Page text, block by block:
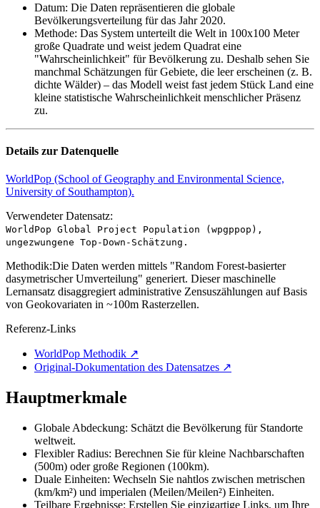
Datum: Die Daten repräsentieren die globale
Bevölkerungsverteilung für das Jahr 2020.
Methode: Das System unterteilt die Welt in 100x100 Meter
große Quadrate und weist jedem Quadrat eine
"Wahrscheinlichkeit" für Bevölkerung zu. Deshalb sehen Sie
manchmal Schätzungen für Gebiete, die leer erscheinen (z. B.
dichte Wälder) – das Modell weist fast jedem Stück Land eine
kleine statistische Wahrscheinlichkeit menschlicher Präsenz
zu.
Details zur Datenquelle
WorldPop (School of Geography and Environmental Science,
University of Southampton).
Verwendeter Datensatz:
WorldPop Global Project Population (wpgppop),
ungezwungene Top-Down-Schätzung.
Methodik:Die Daten werden mittels "Random Forest-basierter
dasymetrischer Umverteilung" generiert. Dieser maschinelle
Lernansatz disaggregiert administrative Zensuszählungen auf Basis
von Geokovariaten in ~100m Rasterzellen.
Referenz-Links
WorldPop Methodik ↗
Original-Dokumentation des Datensatzes ↗
Hauptmerkmale
Globale Abdeckung: Schätzt die Bevölkerung für Standorte
weltweit.
Flexibler Radius: Berechnen Sie für kleine Nachbarschaften
(500m) oder große Regionen (100km).
Duale Einheiten: Wechseln Sie nahtlos zwischen metrischen
(km/km²) und imperialen (Meilen/Meilen²) Einheiten.
Teilbare Ergebnisse: Erstellen Sie einzigartige Links, um Ihre